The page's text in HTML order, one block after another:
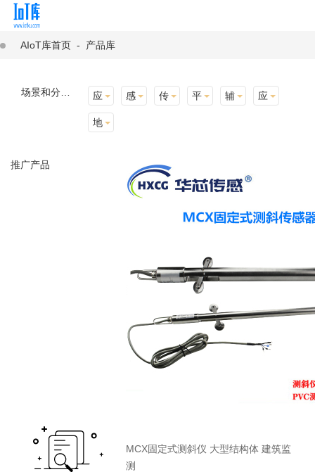
AIoT库首页 - 产品库
应用场景 感知层 传输层 平台层 辅助产品与材料 应用终端
地址选择
推广产品
MCX固定式测斜仪 大型结构体 建筑监
测